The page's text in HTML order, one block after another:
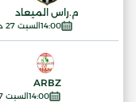
14:00السبت 27 ديسمبر 2026
م.راس الميعاد
14:00السبت 27 ديسمبر 2026
ARBZ